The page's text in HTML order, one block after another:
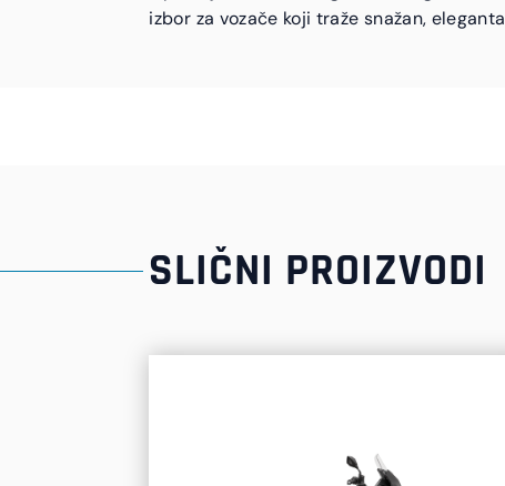
izbor za vozače koji traže snažan,
SLIČNI PROIZVODI